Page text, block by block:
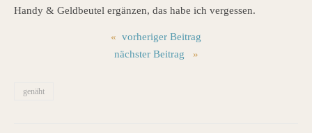
Handy & Geldbeutel ergänzen, das habe ich vergessen.
« vorheriger Beitrag
nächster Beitrag
»
genäht